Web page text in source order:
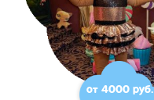
от 4000 руб.